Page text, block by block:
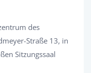
des
Straße 13, in
Sitzungssaal